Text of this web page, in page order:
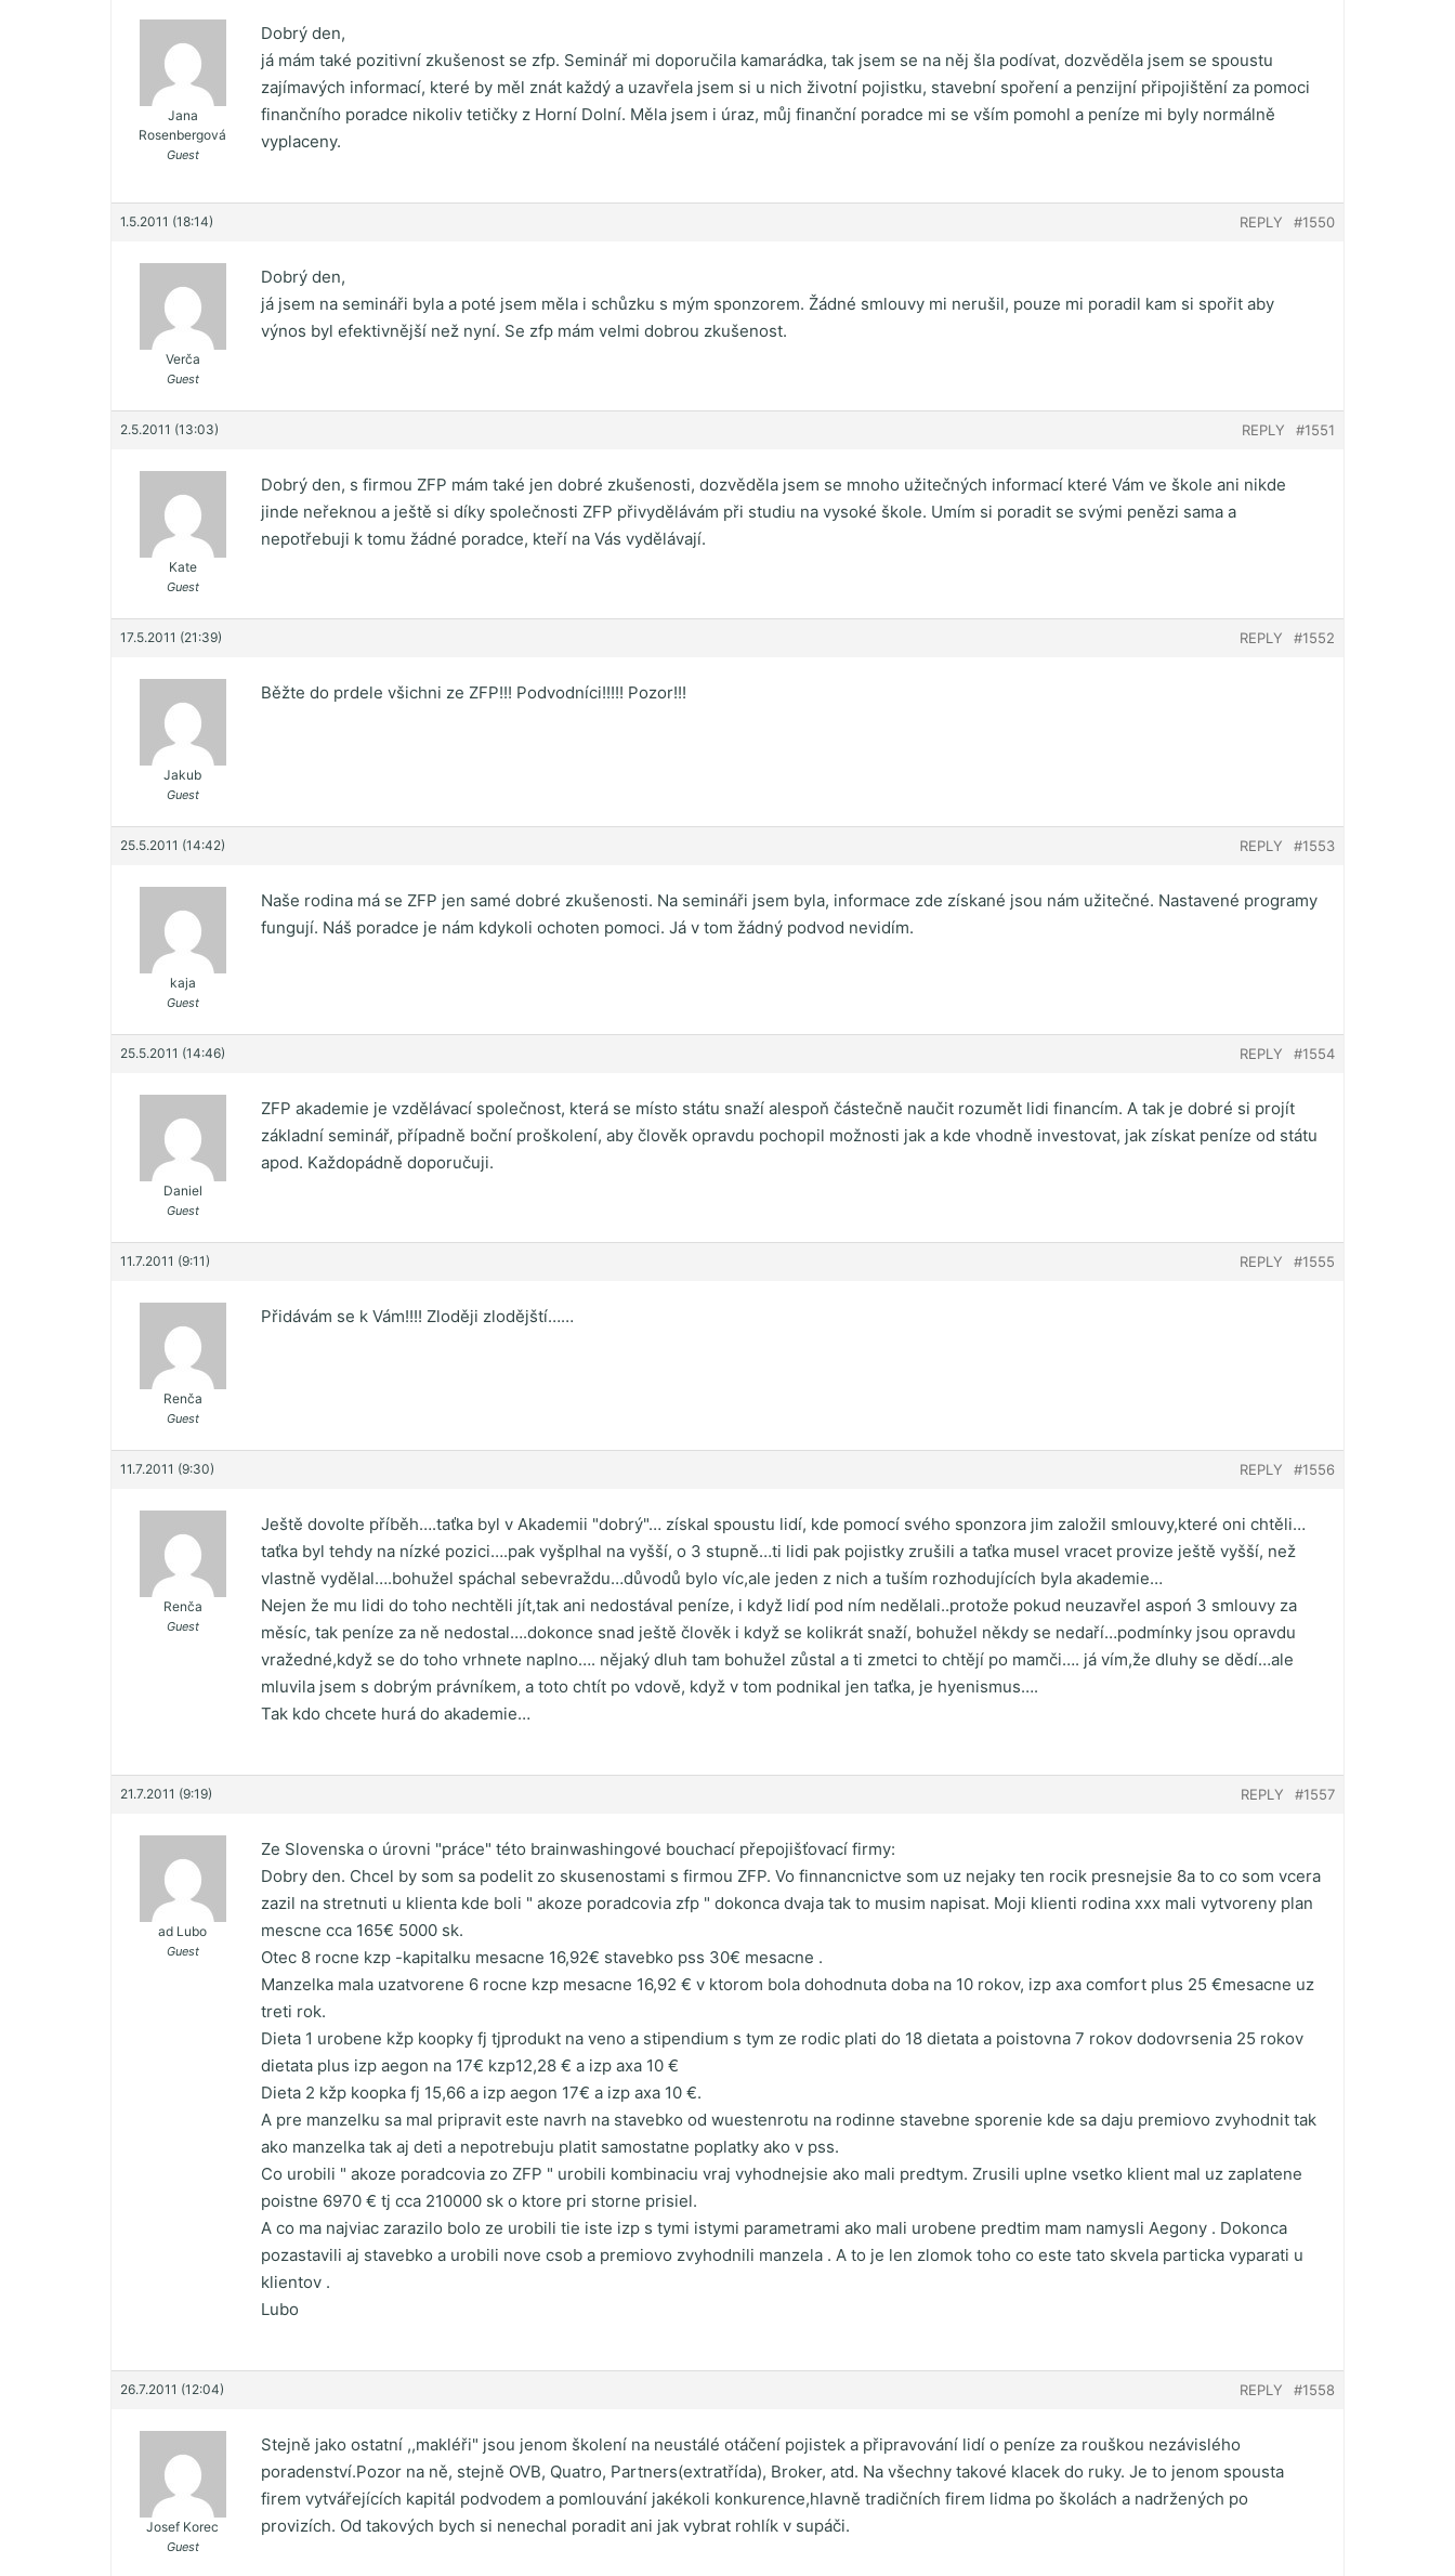
Jana
Rosenbergová
Guest
Dobrý den,
já mám také pozitivní zkušenost se zfp. Seminář mi doporučila kamarádka, tak jsem se na něj šla podívat, dozvěděla jsem se spoustu
zajímavých informací, které by měl znát každý a uzavřela jsem si u nich životní pojistku, stavební spoření a penzijní připojištění za pomoci
finančního poradce nikoliv tetičky z Horní Dolní. Měla jsem i úraz, můj finanční poradce mi se vším pomohl a peníze mi byly normálně
vyplaceny.
1.5.2011 (18:14) #1550
REPLY
Verča
Guest
Dobrý den,
já jsem na semináři byla a poté jsem měla i schůzku s mým sponzorem. Žádné smlouvy mi nerušil, pouze mi poradil kam si spořit aby
výnos byl efektivnější než nyní. Se zfp mám velmi dobrou zkušenost.
2.5.2011 (13:03) #1551
REPLY
Kate
Guest
Dobrý den, s firmou ZFP mám také jen dobré zkušenosti, dozvěděla jsem se mnoho užitečných informací které Vám ve škole ani nikde
jinde neřeknou a ještě si díky společnosti ZFP přivydělávám při studiu na vysoké škole. Umím si poradit se svými penězi sama a
nepotřebuji k tomu žádné poradce, kteří na Vás vydělávají.
17.5.2011 (21:39) #1552
REPLY
Jakub
Guest
Běžte do prdele všichni ze ZFP!!! Podvodníci!!!!! Pozor!!!
25.5.2011 (14:42) #1553
REPLY
kaja
Guest
Naše rodina má se ZFP jen samé dobré zkušenosti. Na semináři jsem byla, informace zde získané jsou nám užitečné. Nastavené programy
fungují. Náš poradce je nám kdykoli ochoten pomoci. Já v tom žádný podvod nevidím.
25.5.2011 (14:46) #1554
REPLY
Daniel
Guest
ZFP akademie je vzdělávací společnost, která se místo státu snaží alespoň částečně naučit rozumět lidi financím. A tak je dobré si projít
základní seminář, případně boční proškolení, aby člověk opravdu pochopil možnosti jak a kde vhodně investovat, jak získat peníze od státu
apod. Každopádně doporučuji.
11.7.2011 (9:11) #1555
REPLY
Renča
Guest
Přidávám se k Vám!!!! Zloději zlodějští……
11.7.2011 (9:30) #1556
REPLY
Renča
Guest
Ještě dovolte příběh….taťka byl v Akademii "dobrý"… získal spoustu lidí, kde pomocí svého sponzora jim založil smlouvy,které oni chtěli…
taťka byl tehdy na nízké pozici….pak vyšplhal na vyšší, o 3 stupně…ti lidi pak pojistky zrušili a taťka musel vracet provize ještě vyšší, než
vlastně vydělal….bohužel spáchal sebevraždu…důvodů bylo víc,ale jeden z nich a tuším rozhodujících byla akademie…
Nejen že mu lidi do toho nechtěli jít,tak ani nedostával peníze, i když lidí pod ním nedělali..protože pokud neuzavřel aspoń 3 smlouvy za
měsíc, tak peníze za ně nedostal….dokonce snad ještě člověk i když se kolikrát snaží, bohužel někdy se nedaří…podmínky jsou opravdu
vražedné,když se do toho vrhnete naplno…. nějaký dluh tam bohužel zůstal a ti zmetci to chtějí po mamči…. já vím,že dluhy se dědí…ale
mluvila jsem s dobrým právníkem, a toto chtít po vdově, když v tom podnikal jen taťka, je hyenismus….
Tak kdo chcete hurá do akademie…
21.7.2011 (9:19) #1557
REPLY
ad Lubo
Guest
Ze Slovenska o úrovni "práce" této brainwashingové bouchací přepojišťovací firmy:
Dobry den. Chcel by som sa podelit zo skusenostami s firmou ZFP. Vo finnancnictve som uz nejaky ten rocik presnejsie 8a to co som vcera
zazil na stretnuti u klienta kde boli " akoze poradcovia zfp " dokonca dvaja tak to musim napisat. Moji klienti rodina xxx mali vytvoreny plan
mescne cca 165€ 5000 sk.
Otec 8 rocne kzp -kapitalku mesacne 16,92€ stavebko pss 30€ mesacne .
Manzelka mala uzatvorene 6 rocne kzp mesacne 16,92 € v ktorom bola dohodnuta doba na 10 rokov, izp axa comfort plus 25 €mesacne uz
treti rok.
Dieta 1 urobene kžp koopky fj tjprodukt na veno a stipendium s tym ze rodic plati do 18 dietata a poistovna 7 rokov dodovrsenia 25 rokov
dietata plus izp aegon na 17€ kzp12,28 € a izp axa 10 €
Dieta 2 kžp koopka fj 15,66 a izp aegon 17€ a izp axa 10 €.
A pre manzelku sa mal pripravit este navrh na stavebko od wuestenrotu na rodinne stavebne sporenie kde sa daju premiovo zvyhodnit tak
ako manzelka tak aj deti a nepotrebuju platit samostatne poplatky ako v pss.
Co urobili " akoze poradcovia zo ZFP " urobili kombinaciu vraj vyhodnejsie ako mali predtym. Zrusili uplne vsetko klient mal uz zaplatene
poistne 6970 € tj cca 210000 sk o ktore pri storne prisiel.
A co ma najviac zarazilo bolo ze urobili tie iste izp s tymi istymi parametrami ako mali urobene predtim mam namysli Aegony . Dokonca
pozastavili aj stavebko a urobili nove csob a premiovo zvyhodnili manzela . A to je len zlomok toho co este tato skvela particka vyparati u
klientov .
Lubo
26.7.2011 (12:04) #1558
REPLY
Josef Korec
Guest
Stejně jako ostatní ,,makléři" jsou jenom školení na neustálé otáčení pojistek a připravování lidí o peníze za rouškou nezávislého
poradenství.Pozor na ně, stejně OVB, Quatro, Partners(extratřída), Broker, atd. Na všechny takové klacek do ruky. Je to jenom spousta
firem vytvářejících kapitál podvodem a pomlouvání jakékoli konkurence,hlavně tradičních firem lidma po školách a nadržených po
provizích. Od takových bych si nenechal poradit ani jak vybrat rohlík v supáči.